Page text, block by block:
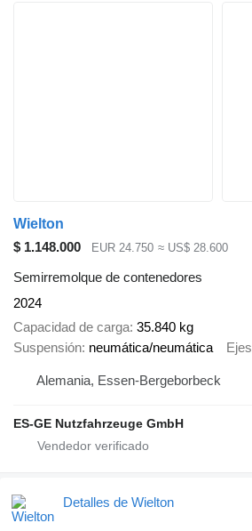
Wielton
$ 1.148.000
EUR 24.750 ≈ US$ 28.600
Semirremolque de contenedores
2024
Capacidad de carga 35.840 kg
Suspensión neumática/neumática Ejes
Alemania, Essen-Bergeborbeck
ES-GE Nutzfahrzeuge GmbH
Detalles de Wielton